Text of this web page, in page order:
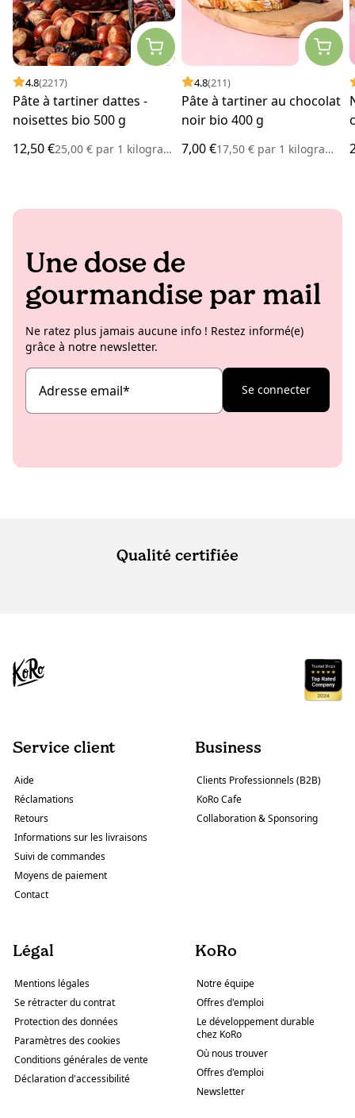
4.8(2217)
Pâte à tartiner dattes -
noisettes bio 500 g
12,50 €25,00 € par 1 kilogramme
4.8(211)
Pâte à tartiner au chocolat
noir bio 400 g
7,00 €17,50 € par1 kilogramme
Une dose de
gourmandise par mail
Ne ratez plus jamais aucune info ! Restez informé(e)
grâce à notre newsletter.
Adresse email* Se connecter
Qualité certifiée
Service client
Aide
Réclamations
Retours
Informations sur les livraisons
Suivi de commandes
Moyens de paiement
Contact
Business
Clients Professionnels (B2B)
KoRo Cafe
Collaboration & Sponsoring
Légal
Mentions légales
Se rétracter du contrat
Protection des données
Paramètres des cookies
Conditions générales de vente
Déclaration d'accessibilité
KoRo
Notre équipe
Offres d'emploi
Le développement durable
chez KoRo
Où nous trouver
Offres d'emploi
Newsletter